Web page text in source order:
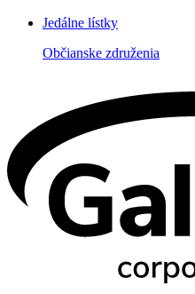
Jedálne lístky
Občianske združenia